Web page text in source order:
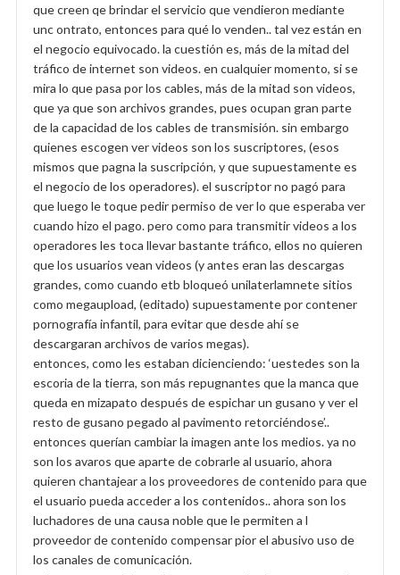
que creen qe brindar el servicio que vendieron mediante
unc ontrato, entonces para qué lo venden.. tal vez están en
el negocio equivocado. la cuestión es, más de la mitad del
tráfico de internet son videos. en cualquier momento, si se
mira lo que pasa por los cables, más de la mitad son videos,
que ya que son archivos grandes, pues ocupan gran parte
de la capacidad de los cables de transmisión. sin embargo
quienes escogen ver videos son los suscriptores, (esos
mismos que pagna la suscripción, y que supuestamente es
el negocio de los operadores). el suscriptor no pagó para
que luego le toque pedir permiso de ver lo que esperaba ver
cuando hizo el pago. pero como para transmitir videos a los
operadores les toca llevar bastante tráfico, ellos no quieren
que los usuarios vean videos (y antes eran las descargas
grandes, como cuando etb bloqueó unilaterlamnete sitios
como megaupload, (editado) supuestamente por contener
pornografía infantil, para evitar que desde ahí se
descargaran archivos de varios megas).
entonces, como les estaban dicienciendo: ‘uestedes son la
escoria de la tierra, son más repugnantes que la manca que
queda en mizapato después de espichar un gusano y ver el
resto de gusano pegado al pavimento retorciéndose’..
entonces querían cambiar la imagen ante los medios. ya no
son los avaros que aparte de cobrarle al usuario, ahora
quieren chantajear a los proveedores de contenido para que
el usuario pueda acceder a los contenidos.. ahora son los
luchadores de una causa noble que le permiten a l
proveedor de contenido compensar pior el abusivo uso de
los canales de comunicación.